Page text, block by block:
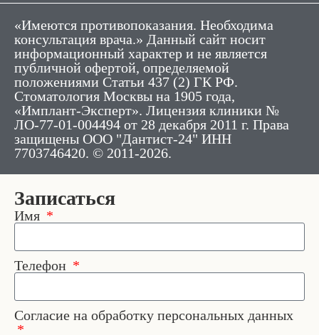
«Имеются противопоказания. Необходима
консультация врача.» Данный сайт носит
информационный характер и не является
публичной офертой, определяемой
положениями Статьи 437 (2) ГК РФ.
Стоматология Москвы на 1905 года,
«Имплант-Эксперт». Лицензия клиники №
ЛО-77-01-004494 от 28 декабря 2011 г. Права
защищены ООО "Дантист-24" ИНН
7703746420. © 2011-2026.
Записаться
Имя
Телефон
Согласие на обработку персональных данных